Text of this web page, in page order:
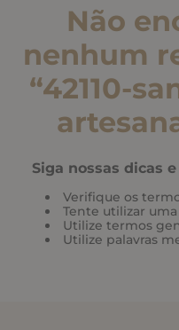
Não
nenhum
“42110-
Siga nossas dicas
Verifique os
Tente utilizar
Utilize termos
Utilize palavras